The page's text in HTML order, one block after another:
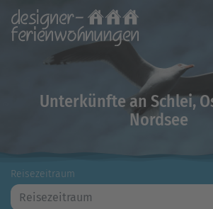
Unterkünfte an Schlei,
Nordsee
Reisezeitraum